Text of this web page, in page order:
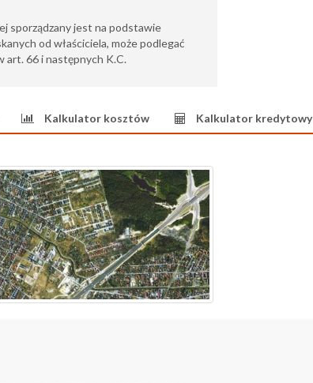
sporządzany jest na podstawie
od właściciela, może podlegać
art. 66 i następnych K.C.
Kalkulator kosztów Kalkulator kredytowy